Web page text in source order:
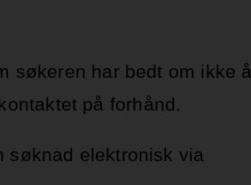
søkeren har bedt om ikke å
på forhånd.
søknad elektronisk via